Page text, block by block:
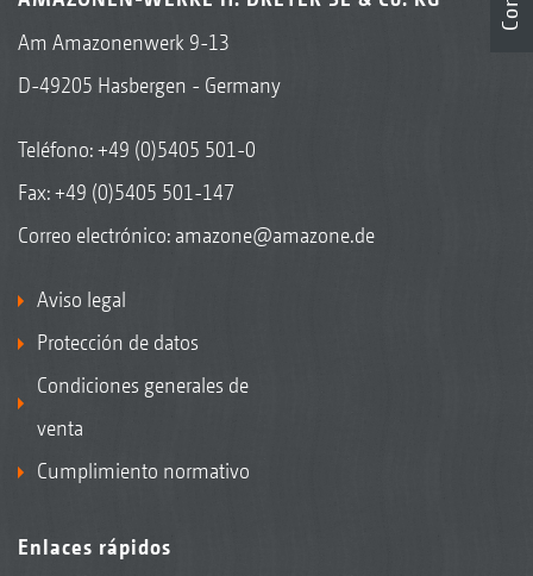
Am Amazonenwerk 9-13
D-49205 Hasbergen - Germany
Teléfono:+49 (0)5405 501-0
Fax: +49 (0)5405 501-147
Correo electrónico: amazone@amazone.de
Aviso legal
Protección de datos
Condiciones generales de
venta
Cumplimiento normativo
Enlaces rápidos